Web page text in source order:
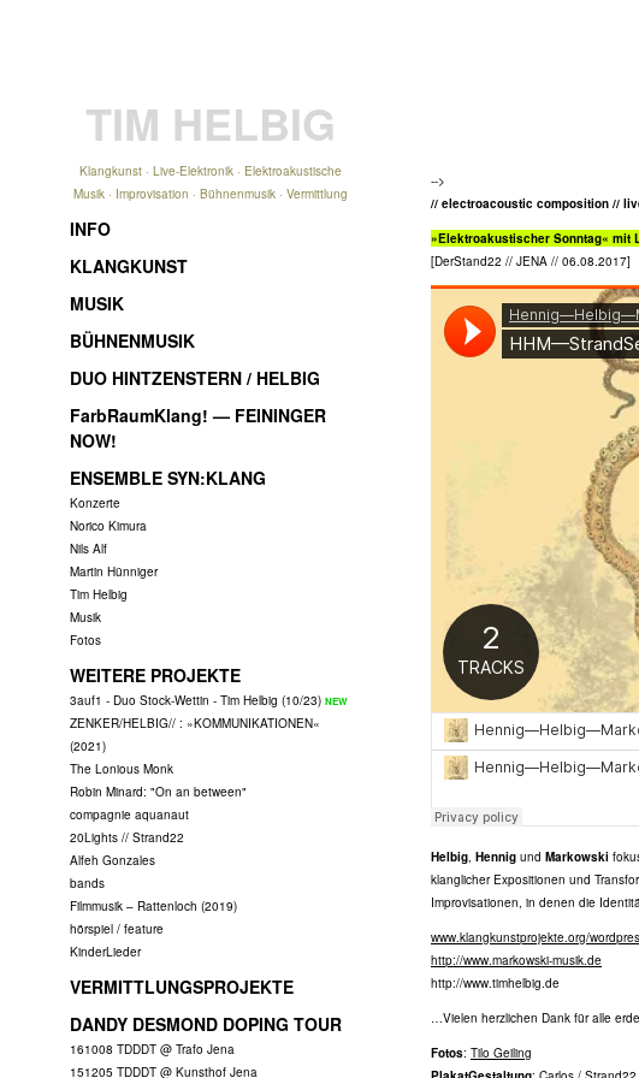
TIM HELBIG
Klangkunst · Live-Elektronik · Elektroakustische
Musik · Improvisation · Bühnenmusik · Vermittlung
INFO
KLANGKUNST
MUSIK
BÜHNENMUSIK
DUO HINTZENSTERN / HELBIG
FarbRaumKlang! — FEININGER
NOW!
ENSEMBLE SYN:KLANG
Konzerte
Norico Kimura
Nils Alf
Martin Hünniger
Tim Helbig
Musik
Fotos
WEITERE PROJEKTE
3auf1 - Duo Stock-Wettin - Tim Helbig (10/23)
ZENKER/HELBIG// : »KOMMUNIKATIONEN«
(2021)
The Lonious Monk
Robin Minard: "On an between"
compagnie aquanaut
20Lights // Strand22
Alfeh Gonzales
bands
Filmmusik – Rattenloch (2019)
hörspiel / feature
KinderLieder
VERMITTLUNGSPROJEKTE
DANDY DESMOND DOPING TOUR
161008 TDDDT @ Trafo Jena
151205 TDDDT @ Kunsthof Jena
-->
// electroacoustic composition //
»Elektroakustischer Sonntag« mit
[DerStand22 // JENA // 06.08.2017]
Helbig, Hennig und Markowski
klanglicher Expositionen und
Improvisationen, in denen die
www.klangkunstprojekte.org/
http://www.markowski-musik.de
http://www.timhelbig.de
…Vielen herzlichen Dank für alle
Fotos: Tilo Geiling